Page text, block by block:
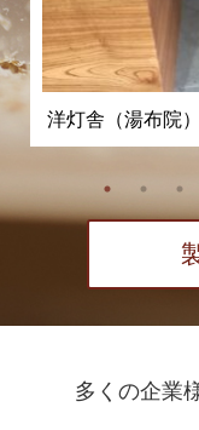
洋灯舎（湯布院）
多くの企業